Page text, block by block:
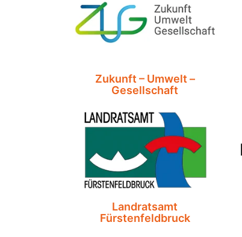
Zukunft – Umwelt –
Gesellschaft
Landratsamt
Fürstenfeldbruck